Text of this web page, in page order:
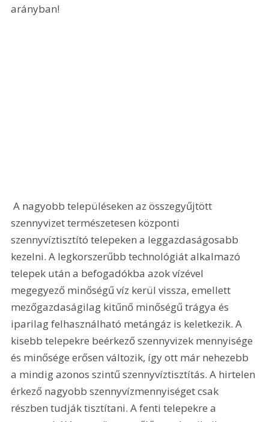
arányban!
A nagyobb településeken az összegyűjtött
szennyvizet természetesen központi
szennyvíztisztító telepeken a leggazdaságosabb
kezelni. A legkorszerűbb technológiát alkalmazó
telepek után a befogadókba azok vízével
megegyező minőségű víz kerül vissza, emellett
mezőgazdaságilag kitűnő minőségű trágya és
iparilag felhasználható metángáz is keletkezik. A
kisebb telepekre beérkező szennyvizek mennyisége
és minősége erősen változik, így ott már nehezebb
a mindig azonos szintű szennyvíztisztítás. A hirtelen
érkező nagyobb szennyvízmennyiséget csak
részben tudják tisztítani. A fenti telepekre a